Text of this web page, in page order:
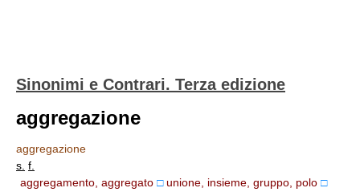
Sinonimi e Contrari. Terza edizione
aggregazione
aggregazione
s. f.
aggregamento, aggregato □ unione, insieme, gruppo, polo □